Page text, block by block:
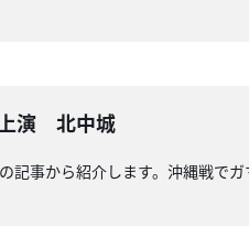
上演 北中城
事から紹介します。沖縄戦で